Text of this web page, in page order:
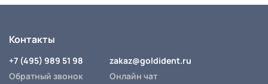
Контакты
+7 (495) 989 51 98
Обратный звонок
zakaz@goldident.ru
Онлайн чат